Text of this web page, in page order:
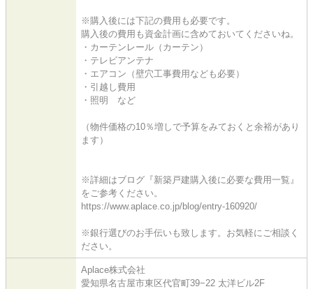
※購入後には下記の費用も必要です。
購入後の費用も資金計画に含めておいてくださいね。
・カーテンレール（カーテン）
・テレビアンテナ
・エアコン（壁穴工事費用なども必要）
・引越し費用
・照明 など
（物件価格の10％増しで予算をみておくと余裕があり
ます）
※詳細はブログ『新築戸建購入後に必要な費用一覧』
をご参考ください。
https://www.aplace.co.jp/blog/entry-160920/
※銀行選びのお手伝いも致します。お気軽にご相談く
ださい。
Aplace株式会社
愛知県名古屋市東区代官町39−22 太洋ビル2F